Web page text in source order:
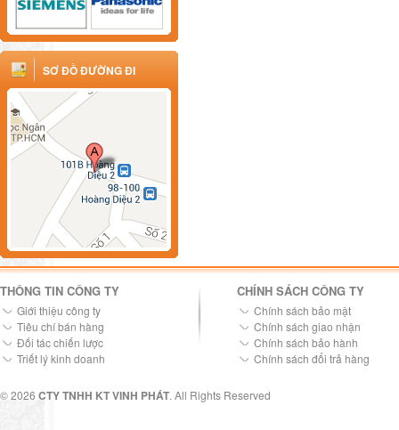
SƠ ĐỒ ĐƯỜNG ĐI
THÔNG TIN CÔNG TY
Giới thiệu công ty
Tiêu chí bán hàng
Đối tác chiến lược
Triết lý kinh doanh
CHÍNH SÁCH CÔNG TY
Chính sách bảo mật
Chính sách giao nhận
Chính sách bảo hành
Chính sách đổi trả hàng
© 2026 CTY TNHH KT VINH PHÁT. All Rights Reserved